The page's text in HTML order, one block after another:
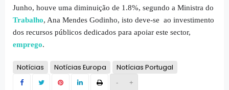
- +
Junho, houve uma diminuição de 1.8%, segundo a Ministra do
Trabalho, Ana Mendes Godinho, isto deve-se ao investimento
dos recursos públicos dedicados para apoiar este sector,
emprego.
Notícias Notícias Europa Notícias Portugal